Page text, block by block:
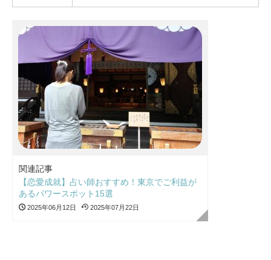
関連記事
【恋愛成就】占い師おすすめ！東京でご利益が
あるパワースポット15選
2025年06月12日 2025年07月22日